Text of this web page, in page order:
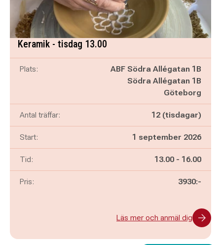
Keramik - tisdag 13.00
Plats:
ABF Södra Allégatan 1B
Södra Allégatan 1B
Göteborg
Antal träffar: 12 (tisdagar)
Start: 1 september 2026
Tid: Pågår mellan
13.00 - och
16.00
Pris: 3930:-
Läs mer och anmäl dig